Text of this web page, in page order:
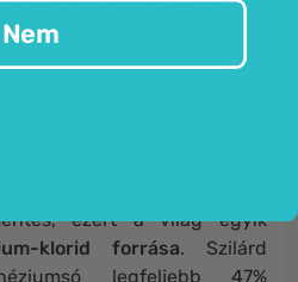
rendelkezik,természetes
és optimális természetes
anyagok nélkül.
ezért a világ egyik
klorid forrása. Szilárd
legfeljebb 47%
Nem